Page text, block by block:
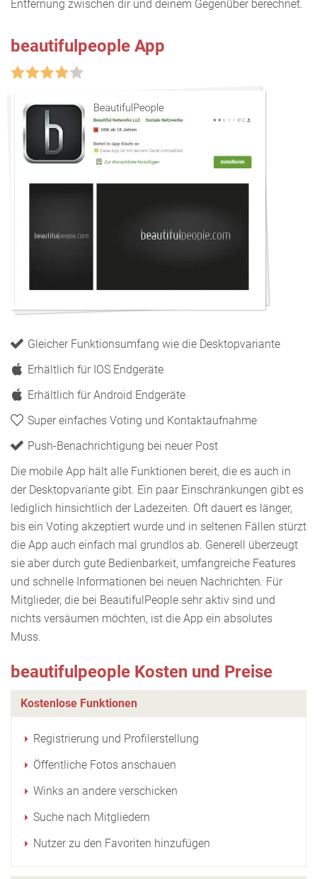
Entfernung zwischen dir und deinem Gegenüber berechnet.
beautifulpeople App
Gleicher Funktionsumfang wie die Desktopvariante
Erhältlich für IOS Endgeräte
Erhältlich für Android Endgeräte
Super einfaches Voting und Kontaktaufnahme
Push-Benachrichtigung bei neuer Post
Die mobile App hält alle Funktionen bereit, die es auch in
der Desktopvariante gibt. Ein paar Einschränkungen gibt es
lediglich hinsichtlich der Ladezeiten. Oft dauert es länger,
bis ein Voting akzeptiert wurde und in seltenen Fällen stürzt
die App auch einfach mal grundlos ab. Generell überzeugt
sie aber durch gute Bedienbarkeit, umfangreiche Features
und schnelle Informationen bei neuen Nachrichten. Für
Mitglieder, die bei BeautifulPeople sehr aktiv sind und
nichts versäumen möchten, ist die App ein absolutes
Muss.
beautifulpeople Kosten und Preise
Kostenlose Funktionen
Registrierung und Profilerstellung
Öffentliche Fotos anschauen
Winks an andere verschicken
Suche nach Mitgliedern
Nutzer zu den Favoriten hinzufügen